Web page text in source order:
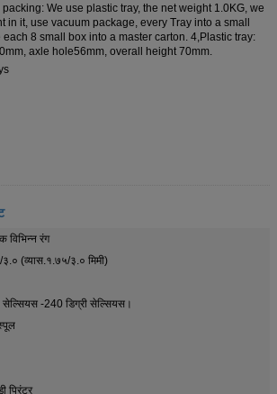
We use plastic tray, the net weight 1.0KG, we
in it, use vacuum package, every Tray into a small
each 8 small box into a master carton. 4,Plastic tray:
axle hole56mm, overall height 70mm.
विभिन्न रंग
(व्यास.१.७५/३.० मिमी)
सेल्सियस -240 डिग्री सेल्सियस।
प्रिंटर